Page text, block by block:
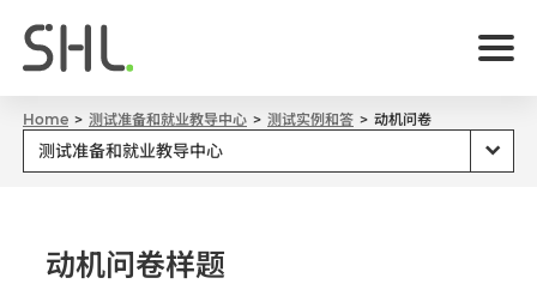
Home 测试准备和就业教导中心 测试实例和答 动机问卷
动机问卷样题